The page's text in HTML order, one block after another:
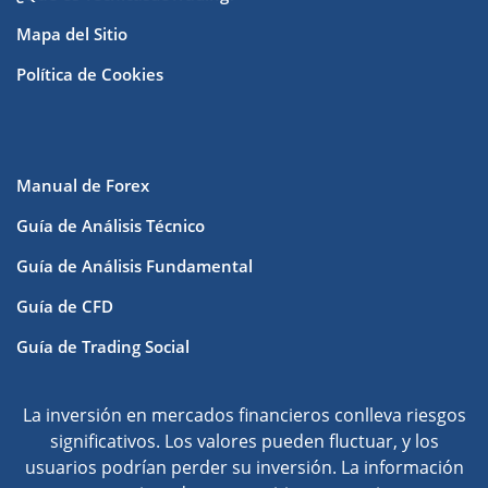
Mapa del Sitio
Política de Cookies
Manual de Forex
Guía de Análisis Técnico
Guía de Análisis Fundamental
Guía de CFD
Guía de Trading Social
La inversión en mercados financieros conlleva riesgos
significativos. Los valores pueden fluctuar, y los
usuarios podrían perder su inversión. La información